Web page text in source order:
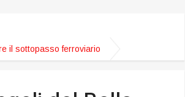
il sottopasso ferroviario